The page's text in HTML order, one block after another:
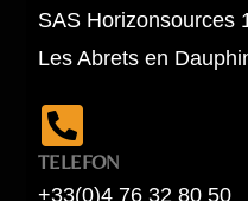
SAS Horizonsources
Les Abrets en
TELEFON
+33(0)4 76 32 80 50